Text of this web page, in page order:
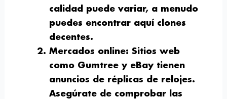
calidad puede variar, a menudo
puedes encontrar aquí clones
decentes.
Mercados online: Sitios web
como Gumtree y eBay tienen
anuncios de réplicas de relojes.
Asegúrate de comprobar las